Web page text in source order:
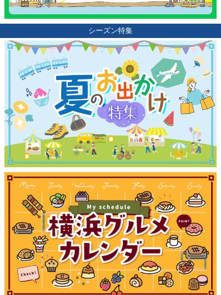
シーズン特集
観光ガイド
ランキング
ブログ記事
サイトについて